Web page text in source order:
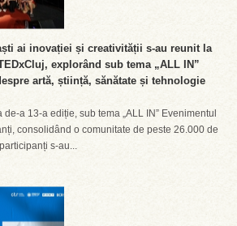
ai inovației și creativității s-au reunit la
explorând sub tema „ALL IN”
artă, știință, sănătate și tehnologie
a 13-a ediție, sub tema „ALL IN” Evenimentul
consolidând o comunitate de peste 26.000 de
s-au...